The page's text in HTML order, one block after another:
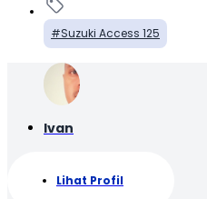
Suzuki Access 125
Ivan
Lihat Profil